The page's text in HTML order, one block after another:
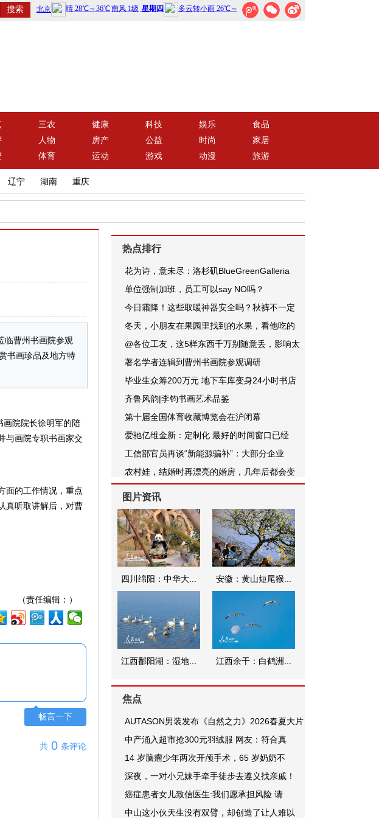
三农 健康 科技 娱乐
食品
人物 房产 公益 时尚
家居
体育 运动 游戏 动漫 旅游
辽宁 湖南 重庆
临曹州书画院参观
书画珍品及地方特
画院院长徐明军的陪
与画院专职书画家交
面的工作情况，重点
真听取讲解后，对曹
（责任编辑：）
畅言一下
共 0 条评论
热点排行
花为诗，意未尽：洛杉矶BlueGreenGalleria
单位强制加班，员工可以say NO吗？
今日霜降！这些取暖神器安全吗？秋裤不一定
冬天，小朋友在果园里找到的水果，看他吃的
@各位工友，这5样东西千万别随意丢，影响太
著名学者连辑到曹州书画院参观调研
毕业生众筹200万元 地下车库变身24小时书店
齐鲁风韵|李钧书画艺术品鉴
第十届全国体育收藏博览会在沪闭幕
爱驰亿维金新：定制化 最好的时间窗口已经
工信部官员再谈“新能源骗补”：大部分企业
农村娃，结婚时再漂亮的婚房，几年后都会变
图片资讯
四川绵阳：中华大... 安徽：黄山短尾猴...
江西鄱阳湖：湿地... 江西余干：白鹤洲...
焦点
AUTASON男装发布《自然之力》2026春夏大片
中产涌入超市抢300元羽绒服 网友：符合真
14 岁脑瘤少年两次开颅手术，65 岁奶奶不
深夜，一对小兄妹手牵手徒步去遵义找亲戚！
癌症患者女儿致信医生:我们愿承担风险 请
中山这小伙天生没有双臂，却创造了让人难以